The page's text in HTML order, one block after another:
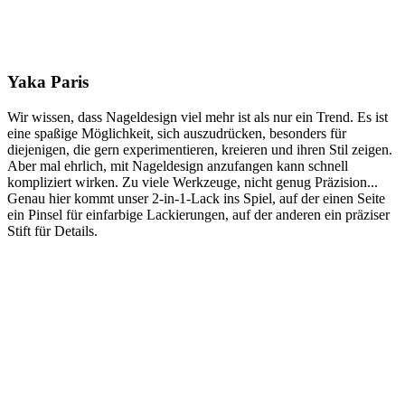
Yaka Paris
Wir wissen, dass Nageldesign viel mehr ist als nur ein Trend. Es ist
eine spaßige Möglichkeit, sich auszudrücken, besonders für
diejenigen, die gern experimentieren, kreieren und ihren Stil zeigen.
Aber mal ehrlich, mit Nageldesign anzufangen kann schnell
kompliziert wirken. Zu viele Werkzeuge, nicht genug Präzision...
Genau hier kommt unser 2-in-1-Lack ins Spiel, auf der einen Seite
ein Pinsel für einfarbige Lackierungen, auf der anderen ein präziser
Stift für Details.